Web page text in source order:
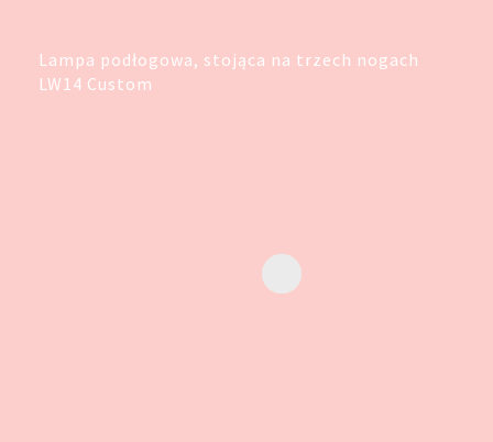
Lampa podłogowa, stojąca na trzech nogach
LW14 Custom